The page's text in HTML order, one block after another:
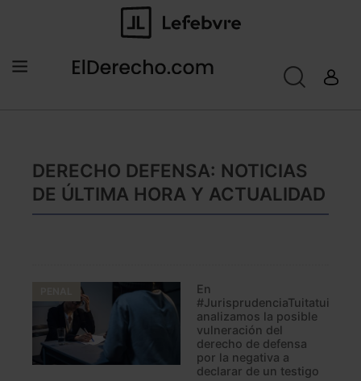
DERECHO DEFENSA: NOTICIAS
DE ÚLTIMA HORA Y ACTUALIDAD
En
#JurisprudenciaTuitatuit
analizamos la posible
vulneración del
derecho de defensa
por la negativa a
declarar de un testigo